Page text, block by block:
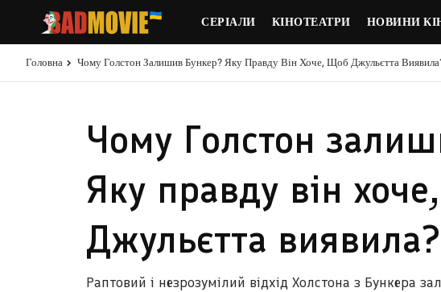
СЕРІАЛИ КІНОТЕАТРИ НОВИНИ
Головна Чому Голстон Залишив Бункер? Яку Правду Він Хоче, Щоб Джульєтта
Чому Голстон
Яку правду він
Джульєтта виявила?
Раптовий і незрозумілий відхід Холстона з Бункера